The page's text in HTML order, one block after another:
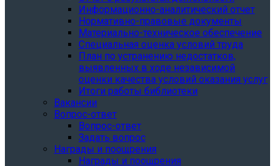
Информационно-аналитический отчет
Нормативно-правовые документы
Материально-техническое обеспечение
Специальная оценка условий труда
План по устранению недостатков,
выявленных в ходе независимой
оценки качества условий оказания услуг
Итоги работы библиотеки
Вакансии
Вопрос-ответ
Вопрос-ответ
Задать вопрос
Награды и поощрения
Награды и поощрения